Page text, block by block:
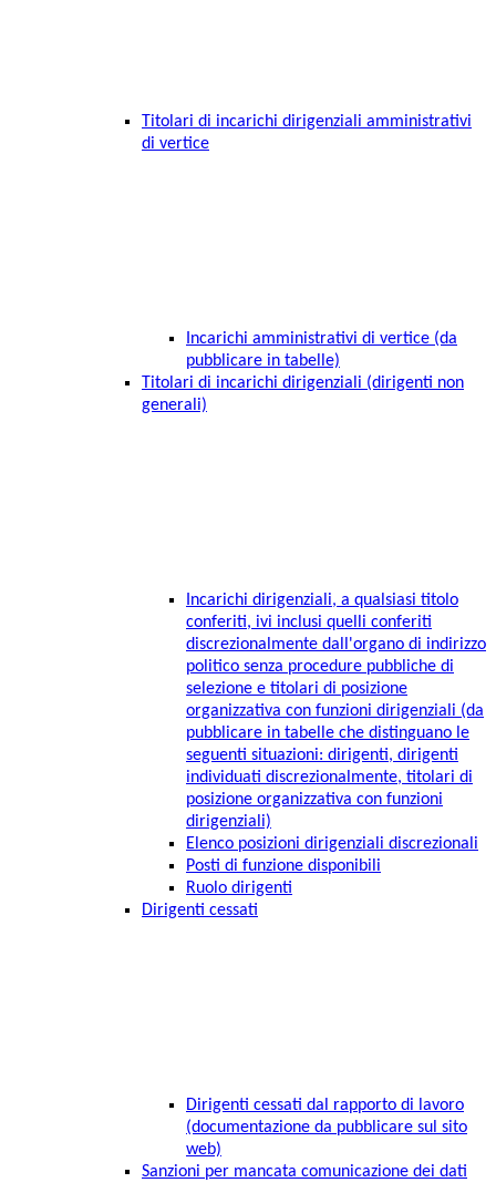
Titolari di incarichi dirigenziali amministrativi
di vertice
Incarichi amministrativi di vertice (da
pubblicare in tabelle)
Titolari di incarichi dirigenziali (dirigenti non
generali)
Incarichi dirigenziali, a qualsiasi titolo
conferiti, ivi inclusi quelli conferiti
discrezionalmente dall'organo di indirizzo
politico senza procedure pubbliche di
selezione e titolari di posizione
organizzativa con funzioni dirigenziali (da
pubblicare in tabelle che distinguano le
seguenti situazioni: dirigenti, dirigenti
individuati discrezionalmente, titolari di
posizione organizzativa con funzioni
dirigenziali)
Elenco posizioni dirigenziali discrezionali
Posti di funzione disponibili
Ruolo dirigenti
Dirigenti cessati
Dirigenti cessati dal rapporto di lavoro
(documentazione da pubblicare sul sito
web)
Sanzioni per mancata comunicazione dei dati